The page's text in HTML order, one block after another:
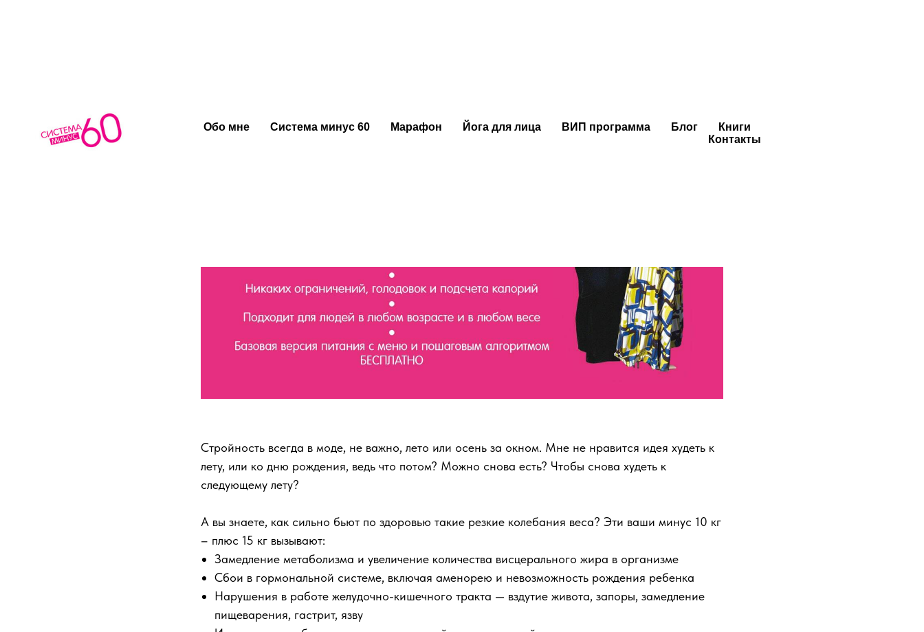
Обо мне Система минус 60 Марафон Йога для лица ВИП программа Блог
Книги
Контакты
Стройность всегда в моде, не важно, лето или осень за окном. Мне не нравится идея худеть к
лету, или ко дню рождения, ведь что потом? Можно снова есть? Чтобы снова худеть к
следующему лету?
А вы знаете, как сильно бьют по здоровью такие резкие колебания веса? Эти ваши минус 10 кг
– плюс 15 кг вызывают:
Замедление метаболизма и увеличение количества висцерального жира в организме
Сбои в гормональной системе, включая аменорею и невозможность рождения ребенка
Нарушения в работе желудочно-кишечного тракта — вздутие живота, запоры, замедление
пищеварения, гастрит, язву